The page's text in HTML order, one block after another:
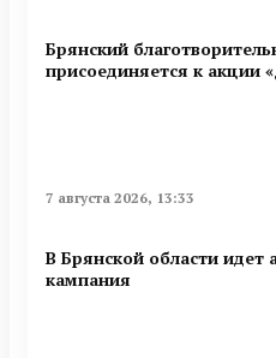
Брянский
присоединяется к акции
7 августа 2026, 13:33
В Брянской области идет
кампания